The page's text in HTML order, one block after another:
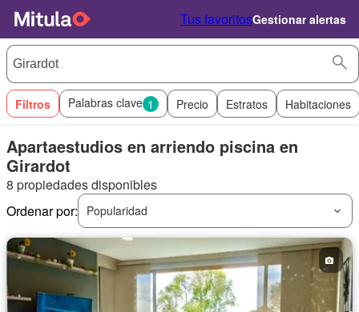
Tus favoritosGestionar alertas
Filtros Palabras clave 1 Precio Estratos Habitaciones
Apartaestudios en arriendo piscina en
Girardot
8 propiedades disponibles
Ordenar por:
Popularidad